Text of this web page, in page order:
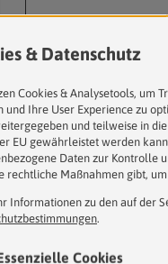
erstreckt sich von